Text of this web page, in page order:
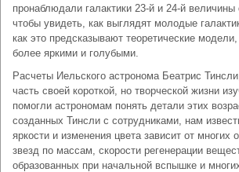
пронаблюдали галактики 23-й и 24-й
чтобы увидеть, как выглядят молодые
как это предсказывают теоретические
более яркими и голубыми.
Расчеты Иельского астронома Беатрис
часть своей короткой, но творческой жизни
помогли астрономам понять детали этих
созданных Тинсли с сотрудниками, нам
яркости и изменения цвета зависит от многих
звезд по массам, скорости регенерации
образованных при начальной вспышке и